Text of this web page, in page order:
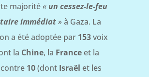
majorité« un cessez-le-feu
immédiat» à Gaza. La
a été adoptée par 153voix
la Chine, la Franceet la
10(dont Israël et les